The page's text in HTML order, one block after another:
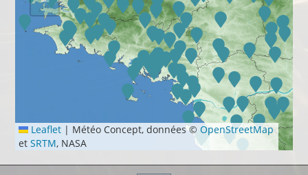
Leaflet | Météo Concept, données © OpenStreetMap
et SRTM, NASA